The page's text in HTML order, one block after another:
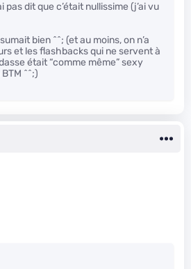
pas dit que c’était nullissime (j’ai vu
bien ^^; (et au moins, on n’a
et les flashbacks qui ne servent à
était “comme même” sexy
^^;)